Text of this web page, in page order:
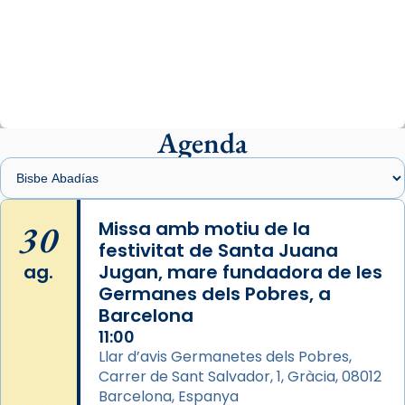
Arquebisbat de Barcelona
2 weeks ago
Memòria de les santes Juliana i
Semproniana, verges i màrtirs.
Acompanyant la història de sant Cugat, a
partir de l’Edat Mitjana sorgeix la tradició
que les santes Juliana (“relatiu a Júlia”) i
Semproniana (“relatiu a Semprònia =
eterna”) són deixebles seves. I l’any 1667, el
frare Joan Gaspar Roig, afirma en una obra
que les santes són filles de l’antiga Iluro.
Agenda
30
ag.
Missa amb motiu de la
festivitat de Santa Juana
Jugan, mare fundadora de les
Germanes dels Pobres, a
Barcelona
11:00
Llar d’avis Germanetes dels Pobres,
Carrer de Sant Salvador, 1, Gràcia, 08012
Barcelona, Espanya